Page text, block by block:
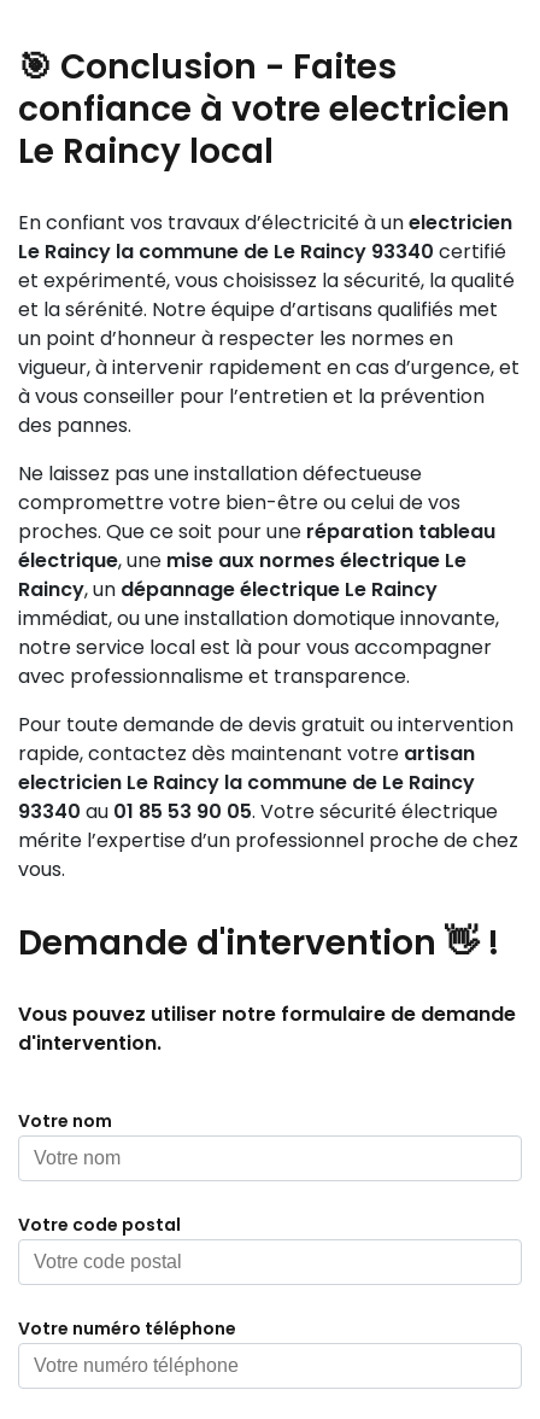
Consuel. Ce dernier procède à une inspection avant
délivrance du certificat, indispensable pour la mise
en service de l’électricité.
circuit, une prise qui chauffe, une odeur de brûlé, un
éclairage qui clignote ou une coupure totale de
courant. Dans ces cas, il est impératif de contacter
immédiatement un electricien Le Raincy urgence la
danger électrique ou risque d’incendie.
🎯 Conclusion - Faites
confiance à votre electricien
Le Raincy local
En confiant vos travaux d’électricité à unelectricien
Le Raincy la commune de Le Raincy 93340 certifié
et expérimenté, vous choisissez la sécurité, la qualité
et la sérénité. Notre équipe d’artisans qualifiés met
un point d’honneur à respecter les normes en
vigueur, à intervenir rapidement en cas d’urgence, et
à vous conseiller pour l’entretien et la prévention
des pannes.
Ne laissez pas une installation défectueuse
compromettre votre bien-être ou celui de vos
proches. Que ce soit pour une réparation tableau
électrique, une mise aux normes électrique Le
Raincy, un dépannage électrique Le Raincy
immédiat, ou une installation domotique innovante,
notre service local est là pour vous accompagner
avec professionnalisme et transparence.
Pour toute demande de devis gratuit ou intervention
rapide, contactez dès maintenant votre artisan
electricien Le Raincy la commune de Le Raincy
93340 au 01 85 53 90 05. Votre sécurité électrique
mérite l’expertise d’un professionnel proche de chez
vous.
Demande d'intervention 👋 !
Vous pouvez utiliser notre formulaire de demande
d'intervention.
Votre nom
Votre code postal
Votre numéro téléphone